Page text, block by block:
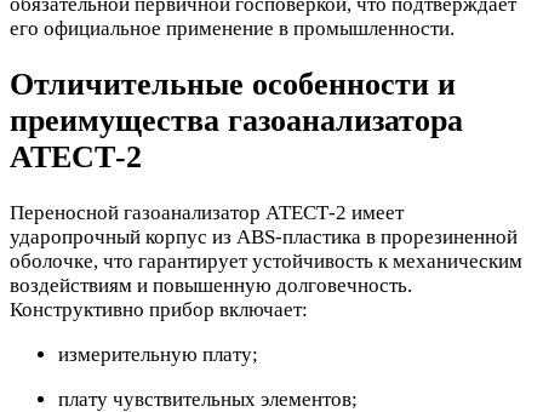
его официальное применение в промышленности.
Отличительные особенности и
преимущества газоанализатора
АТЕСТ-2
Переносной газоанализатор АТЕСТ-2 имеет
ударопрочный корпус из ABS-пластика в прорезиненной
оболочке, что гарантирует устойчивость к механическим
воздействиям и повышенную долговечность.
Конструктивно прибор включает:
измерительную плату;
плату чувствительных элементов;